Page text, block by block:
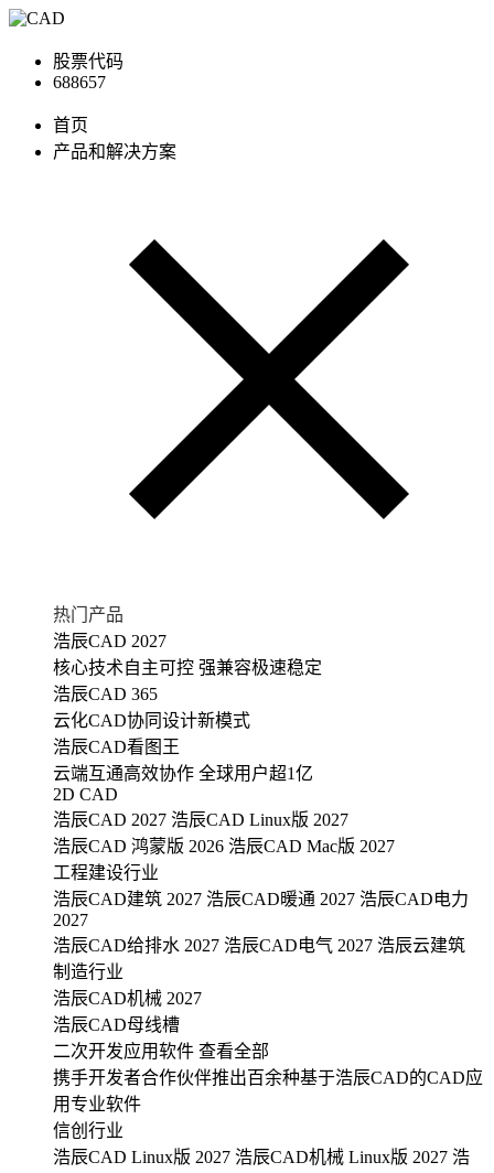
股票代码
688657
首页
产品和解决方案
热门产品
浩辰CAD 2027
核心技术自主可控 强兼容极速稳定
浩辰CAD 365
云化CAD协同设计新模式
浩辰CAD看图王
云端互通高效协作 全球用户超1亿
2D CAD
浩辰CAD 2027 浩辰CAD Linux版 2027
浩辰CAD 鸿蒙版 2026 浩辰CAD Mac版 2027
工程建设行业
浩辰CAD建筑 2027 浩辰CAD暖通 2027 浩辰CAD电力
2027
浩辰CAD给排水 2027 浩辰CAD电气 2027 浩辰云建筑
制造行业
浩辰CAD机械 2027
浩辰CAD母线槽
二次开发应用软件 查看全部
携手开发者合作伙伴推出百余种基于浩辰CAD的CAD应
用专业软件
信创行业
浩辰CAD Linux版 2027 浩辰CAD机械 Linux版 2027 浩